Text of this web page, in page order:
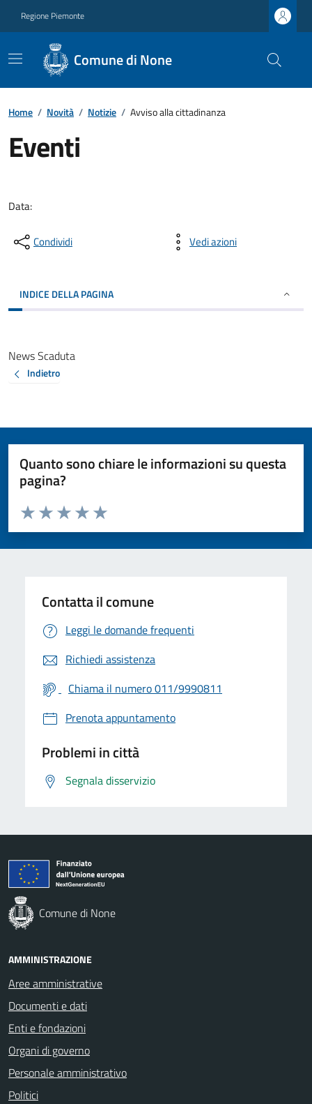
Regione Piemonte
Comune di None
Home / Novità / Notizie / Avviso alla cittadinanza
Eventi
Data:
Condividi Vedi azioni
INDICE DELLA PAGINA
News Scaduta
Indietro
Quanto sono chiare le informazioni su questa
pagina?
Valuta da 1 a 5 stelle la pagina
Valuta 5 stelle su 5
Valuta 4 stelle su 5
Valuta 3 stelle su 5
Valuta 2 stelle su 5
Valuta 1 stelle su 5
Contatta il comune
Leggi le domande frequenti
Richiedi assistenza
Chiama il numero 011/9990811
Prenota appuntamento
Problemi in città
Segnala disservizio
Comune di None
AMMINISTRAZIONE
Aree amministrative
Documenti e dati
Enti e fondazioni
Organi di governo
Personale amministrativo
Politici